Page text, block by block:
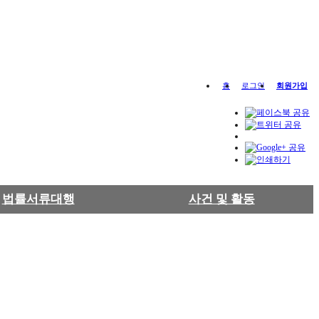
홈 로그인 회원가입
법률서류대행 사건 및 활동